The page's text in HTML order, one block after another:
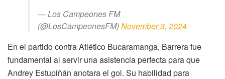
— Los Campeones FM
(@LosCampeonesFM)November 3, 2024
En el partido contra Atlético Bucaramanga, Barrera fue
fundamental al servir una asistencia perfecta para que
Andrey Estupiñán anotara el gol. Su habilidad para